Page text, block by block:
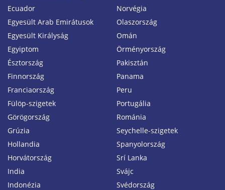
Ecuador
Egyesült Arab Emirátusok
Egyesült Királyság
Egyiptom
Észtország
Finnország
Franciaország
Fülöp-szigetek
Görögország
Grúzia
Hollandia
Horvátország
India
Indonézia
Norvégia
Olaszország
Omán
Örményország
Pakisztán
Panama
Peru
Portugália
Románia
Seychelle-szigetek
Spanyolország
Srí Lanka
Svájc
Svédország